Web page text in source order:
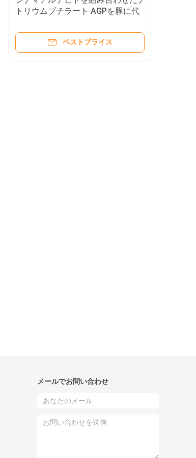
トリウムブチラート AGPを豚に代
ベストプライス
メールでお問い合わせ